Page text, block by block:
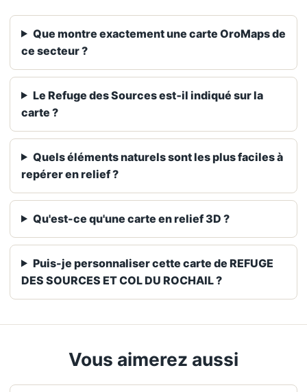
Que montre exactement une carte OroMaps de
ce secteur ?
Le Refuge des Sources est‑il indiqué sur la
carte ?
Quels éléments naturels sont les plus faciles à
repérer en relief ?
Qu'est-ce qu'une carte en relief 3D ?
Puis-je personnaliser cette carte de REFUGE
DES SOURCES ET COL DU ROCHAIL ?
Vous aimerez aussi